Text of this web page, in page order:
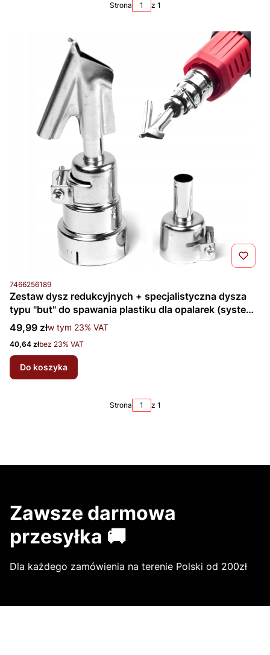
Strona z 1
Kod produktu
7466256189
Zestaw dysz redukcyjnych + specjalistyczna dysza
typu "but" do spawania plastiku dla opalarek (system
Ø35mm)
Cena brutto
49,99 złw tym %s VAT
w tym 23% VAT
Cena netto
40,64 złbez 23% VAT
Do koszyka
Strona z 1
Zawsze darmowa
przesyłka 🚚
Dla każdego zamówienia na terenie Polski od 200zł